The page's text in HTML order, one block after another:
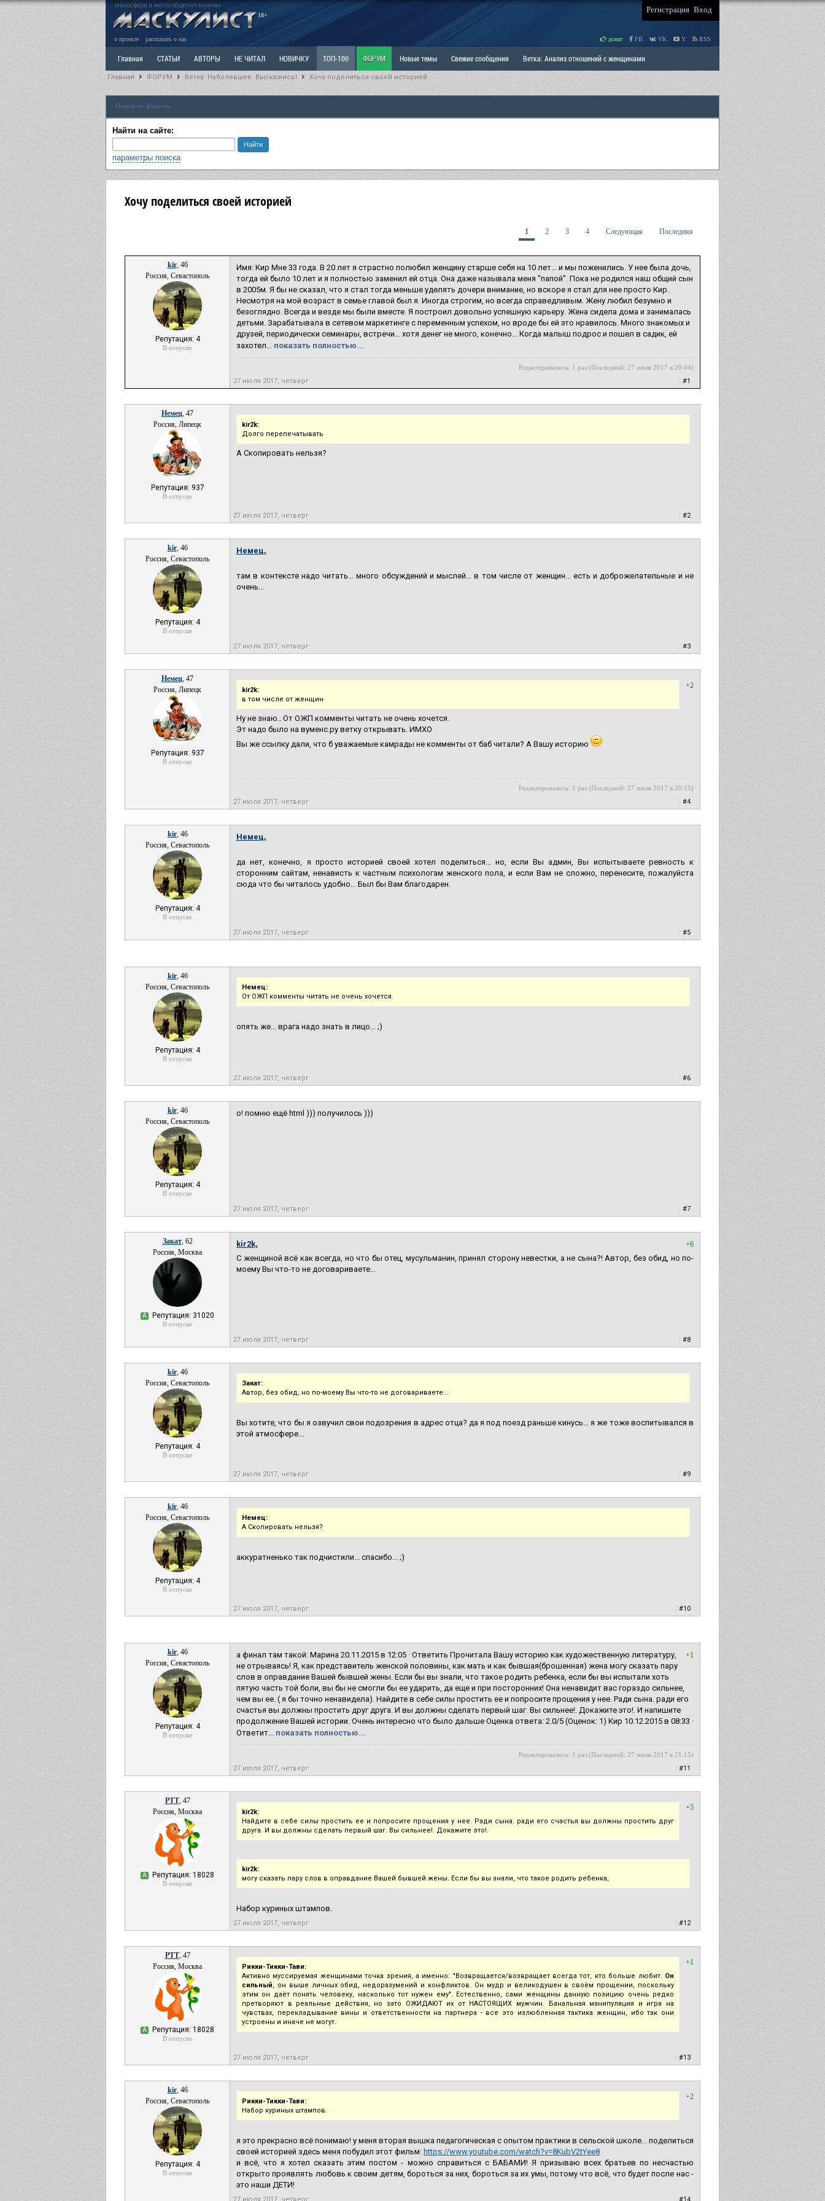
маносфера и место общения мужчин
18+
Регистрация Вход
о проекте рассказать о нас донат FB VK Y RSS
Главная СТАТЬИ АВТОРЫ НЕ ЧИТАЛ НОВИЧКУ ТОП-100 ФОРУМ Новые темы Свежие сообщения Ветка: Анализ отношений с женщинами
Ветка: Наболевшее. Выскажись! РАЗДЕЛ: Мы и Женщины
РАЗДЕЛ: Разное
Главная ФОРУМ Ветка: Наболевшее. Выскажись! Хочу поделиться своей историей
Поиск по форуму
Найти на сайте:
параметры поиска
Хочу поделиться своей историей
1 2 3 4 Следующая Последняя
kir, 46
Россия, Севастополь
Репутация: 4
В отпуске
Имя: Кир Мне 33 года. В 20 лет я страстно полюбил женщину старше себя на 10 лет... и мы поженились. У нее была дочь,
тогда ей было 10 лет и я полностью заменил ей отца. Она даже называла меня "папой". Пока не родился наш общий сын
в 2005м. Я бы не сказал, что я стал тогда меньше уделять дочери внимание, но вскоре я стал для нее просто Кир.
Несмотря на мой возраст в семье главой был я. Иногда строгим, но всегда справедливым. Жену любил безумно и
безоглядно. Всегда и везде мы были вместе. Я построил довольно успешную карьеру. Жена сидела дома и занималась
детьми. Зарабатывала в сетевом маркетинге с переменным успехом, но вроде бы ей это нравилось. Много знакомых и
друзей, периодически семинары, встречи... хотя денег не много, конечно... Когда малыш подрос и пошел в садик, ей
захотел... показать полностью...
Редактировалось: 1 раз (Последний: 27 июля 2017 в 20:44)
27 июля 2017, четверг #1
Немец, 47
Россия, Липецк
Репутация: 937
В отпуске
kir2k:
Долго перепечатывать
А Скопировать нельзя?
27 июля 2017, четверг #2
kir, 46
Россия, Севастополь
Репутация: 4
В отпуске
Немец,
там в контексте надо читать... много обсуждений и мыслей... в том числе от женщин... есть и доброжелательные и не
очень...
27 июля 2017, четверг #3
Немец, 47
Россия, Липецк
Репутация: 937
В отпуске
+2
kir2k:
в том числе от женщин
Ну не знаю.. От ОЖП комменты читать не очень хочется.
Эт надо было на вуменс.ру ветку открывать. ИМХО
Вы же ссылку дали, что б уважаемые камрады не комменты от баб читали? А Вашу историю
Редактировалось: 1 раз (Последний: 27 июля 2017 в 20:15)
27 июля 2017, четверг #4
kir, 46
Россия, Севастополь
Репутация: 4
В отпуске
Немец,
да нет, конечно, я просто историей своей хотел поделиться... но, если Вы админ, Вы испытываете ревность к
сторонним сайтам, ненависть к частным психологам женского пола, и если Вам не сложно, перенесите, пожалуйста
сюда что бы читалось удобно... Был бы Вам благодарен.
27 июля 2017, четверг #5
kir, 46
Россия, Севастополь
Репутация: 4
В отпуске
Немец:
От ОЖП комменты читать не очень хочется.
опять же... врага надо знать в лицо... ;)
27 июля 2017, четверг #6
kir, 46
Россия, Севастополь
Репутация: 4
В отпуске
о! помню ещё html ))) получилось )))
27 июля 2017, четверг #7
Закат, 62
Россия, Москва
А Репутация: 31020
В отпуске
+6
kir2k,
С женщиной всё как всегда, но что бы отец, мусульманин, принял сторону невестки, а не сына?! Автор, без обид, но по-
моему Вы что-то не договариваете...
27 июля 2017, четверг #8
kir, 46
Россия, Севастополь
Репутация: 4
В отпуске
Закат:
Автор, без обид, но по-моему Вы что-то не договариваете...
Вы хотите, что бы я озвучил свои подозрения в адрес отца? да я под поезд раньше кинусь... я же тоже воспитывался в
этой атмосфере...
27 июля 2017, четверг #9
kir, 46
Россия, Севастополь
Репутация: 4
В отпуске
Немец:
А Скопировать нельзя?
аккуратненько так подчистили... спасибо... ;)
27 июля 2017, четверг #10
kir, 46
Россия, Севастополь
Репутация: 4
В отпуске
+1
а финал там такой: Марина 20.11.2015 в 12:05 · Ответить Прочитала Вашу историю как художественную литературу,
не отрываясь! Я, как представитель женской половины, как мать и как бывшая(брошенная) жена могу сказать пару
слов в оправдание Вашей бывшей жены. Если бы вы знали, что такое родить ребенка, если бы вы испытали хоть
пятую часть той боли, вы бы не смогли бы ее ударить, да еще и при посторонних! Она ненавидит вас гораздо сильнее,
чем вы ее. ( я бы точно ненавидела). Найдите в себе силы простить ее и попросите прощения у нее. Ради сына. ради его
счастья вы должны простить друг друга. И вы должны сделать первый шаг. Вы сильнее!. Докажите это!. И напишите
продолжение Вашей истории. Очень интересно что было дальше Оценка ответа: 2.0/5 (Оценок: 1) Кир 10.12.2015 в 08:33 ·
Ответит... показать полностью...
Редактировалось: 1 раз (Последний: 27 июля 2017 в 21:15)
27 июля 2017, четверг #11
РТТ, 47
Россия, Москва
А Репутация: 18028
В отпуске
+5
kir2k:
Найдите в себе силы простить ее и попросите прощения у нее. Ради сына. ради его счастья вы должны простить друг
друга. И вы должны сделать первый шаг. Вы сильнее!. Докажите это!.
kir2k:
могу сказать пару слов в оправдание Вашей бывшей жены. Если бы вы знали, что такое родить ребенка,
Набор куриных штампов.
27 июля 2017, четверг #12
РТТ, 47
Россия, Москва
А Репутация: 18028
В отпуске
+1
Рикки-Тикки-Тави:
Активно муссируемая женщинами точка зрения, а именно: "Возвращается/возвращает всегда тот, кто больше любит. Он
сильный, он выше личных обид, недоразумений и конфликтов. Он мудр и великодушен в своём прощении, поскольку
этим он даёт понять человеку, насколько тот нужен ему". Естественно, сами женщины данную позицию очень редко
претворяют в реальные действия, но зато ОЖИДАЮТ их от НАСТОЯЩИХ мужчин. Банальная манипуляция и игра на
чувствах, перекладывание вины и ответственности на партнера - все это излюбленная тактика женщин, ибо так они
устроены и иначе не могут.
27 июля 2017, четверг #13
kir, 46
Россия, Севастополь
Репутация: 4
В отпуске
+2
Рикки-Тикки-Тави:
Набор куриных штампов.
я это прекрасно всё понимаю! у меня вторая вышка педагогическая с опытом практики в сельской школе... поделиться
своей историей здесь меня побудил этот фильм: https://www.youtube.com/watch?v=8KubV2tYee8
и всё, что я хотел сказать этим постом - можно справиться с БАБАМИ! Я призываю всех братьев по несчастью
открыто проявлять любовь к своим детям, бороться за них, бороться за их умы, потому что всё, что будет после нас -
это наши ДЕТИ!